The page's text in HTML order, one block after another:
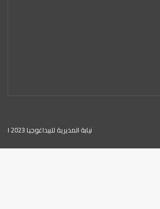
نيابة المديرية للبيداغوجيا 2023 ا